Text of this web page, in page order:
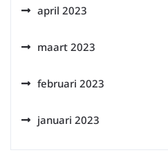
april 2023
maart 2023
februari 2023
januari 2023